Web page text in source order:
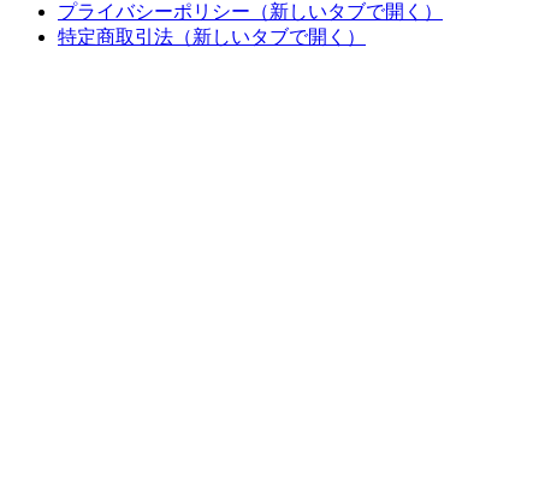
プライバシーポリシー （新しいタブで開く）
特定商取引法 （新しいタブで開く）